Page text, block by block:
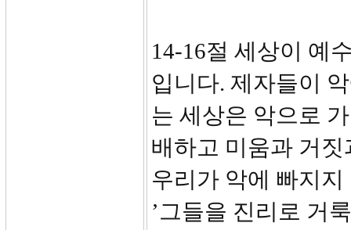
14-16절 세상이 예
입니다. 제자들이
는 세상은 악으로
배하고 미움과 거
우리가 악에 빠지
’그들을 진리로 거